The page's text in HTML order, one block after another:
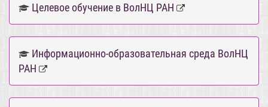
Целевое обучение в ВолНЦ РАН
Информационно-образовательная среда ВолНЦ
РАН